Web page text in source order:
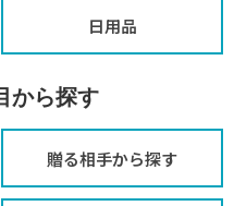
日用品
から探す
贈る相手から探す